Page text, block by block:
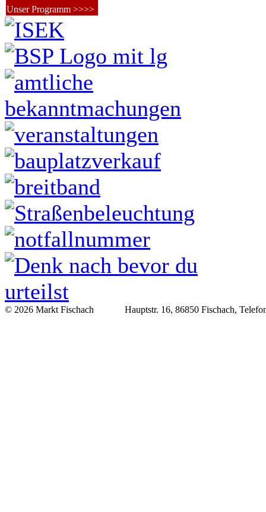
Unser Programm >>>>
© 2026 Markt Fischach Hauptstr. 16, 86850 Fischach, Telefon